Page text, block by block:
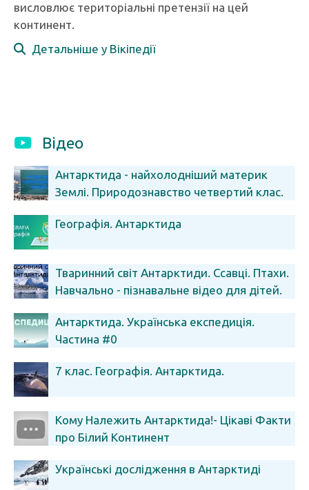
висловлює територіальні претензії на цей
континент.
Детальніше у Вікіпедії
Відео
Антарктида - найхолодніший материк
Землі. Природознавство четвертий клас.
Географія. Антарктида
Тваринний світ Антарктиди. Ссавці. Птахи.
Навчально - пізнавальне відео для дітей.
Антарктида. Українська експедиція.
Частина #0
7 клас. Географія. Антарктида.
Кому Належить Антарктида!- Цікаві Факти
про Білий Континент
Українські дослідження в Антарктиді